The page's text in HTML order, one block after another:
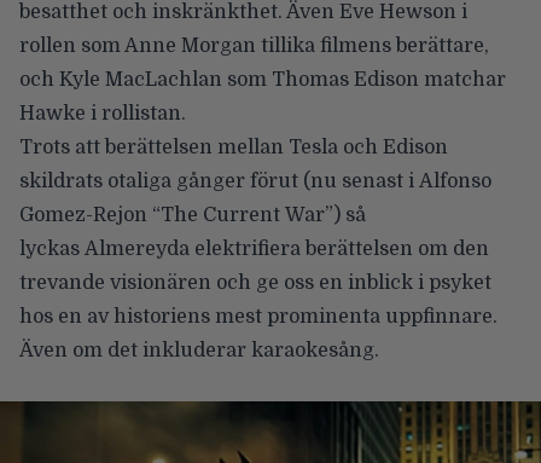
besatthet och inskränkthet. Även Eve Hewson i
rollen som Anne Morgan tillika filmens berättare,
och Kyle MacLachlan som Thomas Edison matchar
Hawke i rollistan.
Trots att berättelsen mellan Tesla och Edison
skildrats otaliga gånger förut (nu senast i Alfonso
Gomez-Rejon “The Current War”) så
lyckas Almereyda elektrifiera berättelsen om den
trevande visionären och ge oss en inblick i psyket
hos en av historiens mest prominenta uppfinnare.
Även om det inkluderar karaokesång.